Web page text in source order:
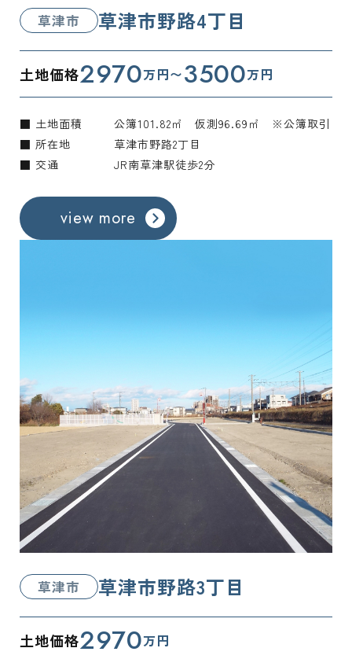
草津市 草津市野路4丁目
土地価格2970万円〜3500万円
■ 土地面積
公簿101.82㎡ 仮測96.69㎡ ※公簿取引
■ 所在地
草津市野路2丁目
■ 交通
JR南草津駅徒歩2分
view more
草津市 草津市野路3丁目
土地価格2970万円